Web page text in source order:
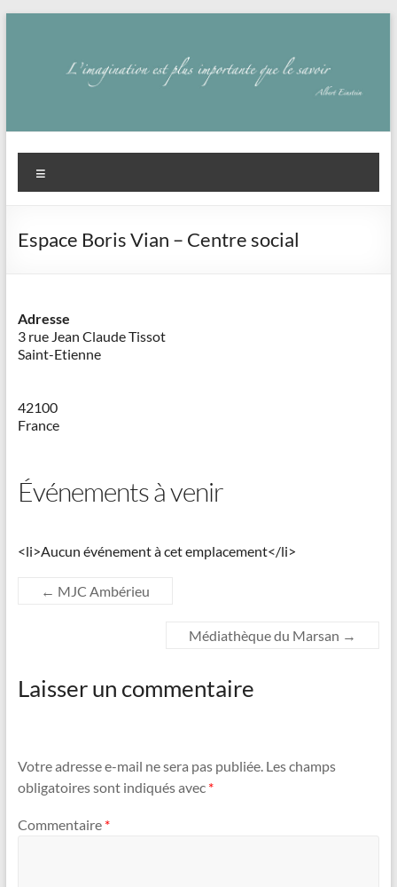
Savoir
en
actes
Cazeneuve
Espace Boris Vian – Centre social
Adresse
3 rue Jean Claude Tissot
Saint-Etienne
42100
France
Événements à venir
<li>Aucun événement à cet emplacement</li>
← MJC Ambérieu
Médiathèque du Marsan →
Laisser un commentaire
Votre adresse e-mail ne sera pas publiée. Les champs
obligatoires sont indiqués avec *
Commentaire *